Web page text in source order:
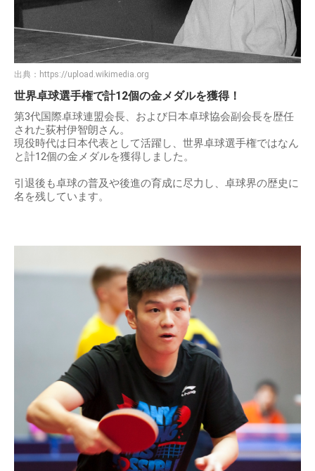
出典： https://upload.wikimedia.org
世界卓球選手権で計12個の金メダルを獲得！
第3代国際卓球連盟会長、および日本卓球協会副会長を歴任
された荻村伊智朗さん。
現役時代は日本代表として活躍し、世界卓球選手権ではなん
と計12個の金メダルを獲得しました。
引退後も卓球の普及や後進の育成に尽力し、卓球界の歴史に
名を残しています。